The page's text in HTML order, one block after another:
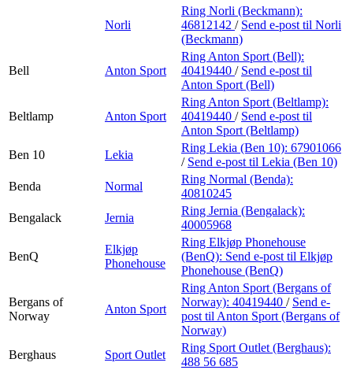
Norli
Ring Norli (Beckmann):
46812142 / Send e-post til Norli
(Beckmann)
Bell Anton Sport
Ring Anton Sport (Bell):
40419440 / Send e-post til
Anton Sport (Bell)
Beltlamp Anton Sport
Ring Anton Sport (Beltlamp):
40419440 / Send e-post til
Anton Sport (Beltlamp)
Ben 10
Lekia
Ring Lekia (Ben 10): 67901066
/ Send e-post til Lekia (Ben 10)
Benda
Normal
Ring Normal (Benda):
40810245
Bengalack
Jernia
Ring Jernia (Bengalack):
40005968
BenQ
Elkjøp
Phonehouse
Ring Elkjøp Phonehouse
(BenQ): Send e-post til Elkjøp
Phonehouse (BenQ)
Bergans of
Norway
Anton Sport
Ring Anton Sport (Bergans of
Norway): 40419440 / Send e-
post til Anton Sport (Bergans of
Norway)
Berghaus
Sport Outlet
Ring Sport Outlet (Berghaus):
488 56 685